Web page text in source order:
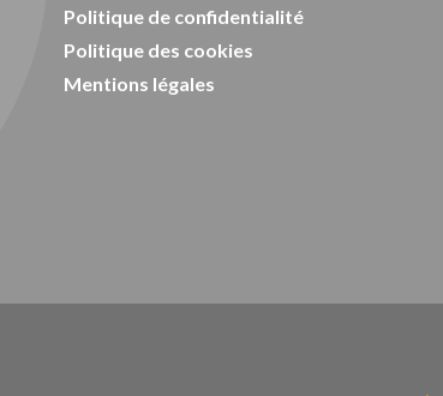
Politique de confidentialité
Politique des cookies
Mentions légales